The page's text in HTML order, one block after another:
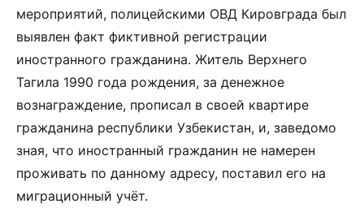
мероприятий, полицейскими ОВД Кировграда был
выявлен факт фиктивной регистрации
иностранного гражданина. Житель Верхнего
Тагила 1990 года рождения, за денежное
вознаграждение, прописал в своей квартире
гражданина республики Узбекистан, и, заведомо
зная, что иностранный гражданин не намерен
проживать по данному адресу, поставил его на
миграционный учёт.